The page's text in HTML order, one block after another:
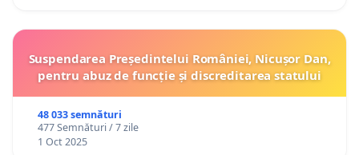
Suspendarea Președintelui României, Nicușor Dan,
pentru abuz de funcție și discreditarea statului
48 033 semnături
477 Semnături / 7 zile
1 Oct 2025